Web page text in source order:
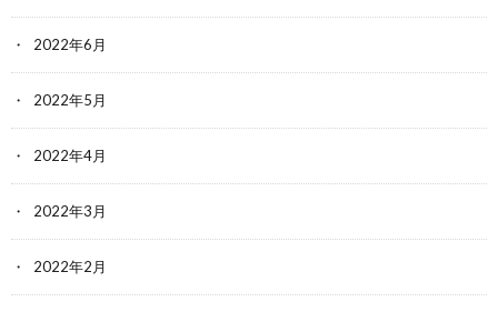
2022年6月
2022年5月
2022年4月
2022年3月
2022年2月